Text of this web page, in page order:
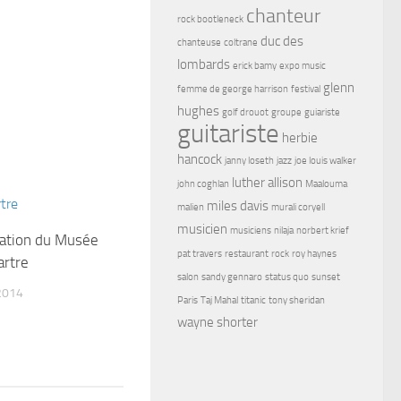
du Musée
rock bootleneck chanteur
chanteuse coltrane duc des
lombards erick bamy expo music
femme de george harrison festival glenn
hughes golf drouot groupe guiariste
guitariste herbie
hancock janny loseth jazz joe louis walker
john coghlan luther allison Maalouma
malien miles davis murali coryell
musicien musiciens nilaja norbert krief
pat travers restaurant rock roy haynes
salon sandy gennaro status quo sunset
Paris Taj Mahal titanic tony sheridan
wayne shorter